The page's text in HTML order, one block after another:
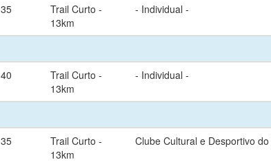
35
Trail Curto -
13km
- Individual -
40
Trail Curto -
13km
- Individual -
35
Trail Curto -
13km
Clube Cultural e Desportivo